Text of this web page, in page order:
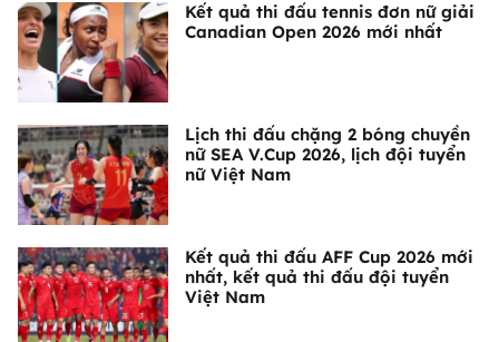
Kết quả thi đấu tennis đơn nữ giải
Canadian Open 2026 mới nhất
Lịch thi đấu chặng 2 bóng chuyền
nữ SEA V.Cup 2026, lịch đội tuyển
nữ Việt Nam
Kết quả thi đấu AFF Cup 2026 mới
nhất, kết quả thi đấu đội tuyển
Việt Nam